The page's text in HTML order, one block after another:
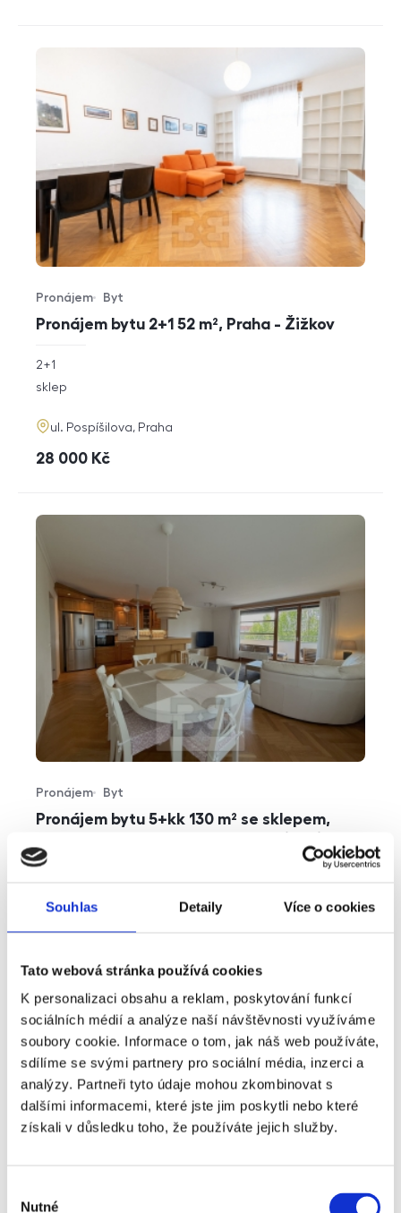
Souhlas Detaily Více o cookies
Tato webová stránka používá cookies
K personalizaci obsahu a reklam, poskytování funkcí
sociálních médií a analýze naší návštěvnosti využíváme
soubory cookie. Informace o tom, jak náš web používáte,
sdílíme se svými partnery pro sociální média, inzerci a
analýzy. Partneři tyto údaje mohou zkombinovat s
dalšími informacemi, které jste jim poskytli nebo které
získali v důsledku toho, že používáte jejich služby.
Nutné
Pronájem bytu 2+1 52 m², Praha - Žižkov
Typ nabídky
Pronájem
Typ nemovitosti
Byt
rozměry
2+1
funkce
sklep
adresa
ul. Pospíšilova, Praha
cena
28 000 Kč
Pronájem bytu 5+kk 130 m² se sklepem,
Typ nabídky
Pronájem
Typ nemovitosti
Byt
funkce
parkování sklep výtah
cena
49 000 Kč